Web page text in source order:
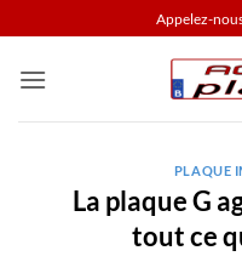
au
contenu
Appelez-
PLAQUE
La plaque G
tout ce